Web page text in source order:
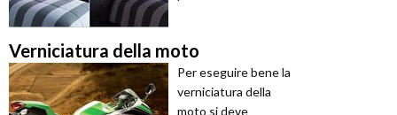
Verniciatura della moto
Per eseguire bene la
verniciatura della
moto si deve